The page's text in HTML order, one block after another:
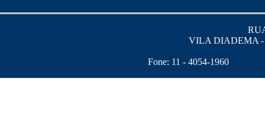
VILA DIADEMA -
Fone: 11 - 4054-1960